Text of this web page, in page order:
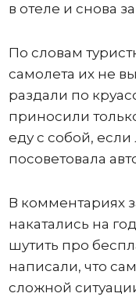
в отеле и снова
По словам
самолета их не
раздали по
приносили
еду с собой, если
посоветовала
В комментариях
накатались на
шутить про
написали, что
сложной